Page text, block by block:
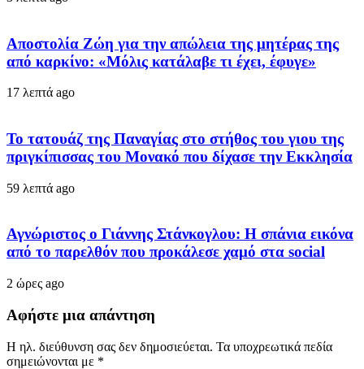
Αποστολία Ζώη για την απώλεια της μητέρας της
από καρκίνο: «Μόλις κατάλαβε τι έχει, έφυγε»
17 λεπτά ago
Το τατουάζ της Παναγίας στο στήθος του γιου της
πριγκίπισσας του Μονακό που δίχασε την Εκκλησία
59 λεπτά ago
Αγνώριστος ο Γιάννης Στάνκογλου: Η σπάνια εικόνα
από το παρελθόν που προκάλεσε χαμό στα social
2 ώρες ago
Αφήστε μια απάντηση
Η ηλ. διεύθυνση σας δεν δημοσιεύεται. Τα υποχρεωτικά πεδία
σημειώνονται με *